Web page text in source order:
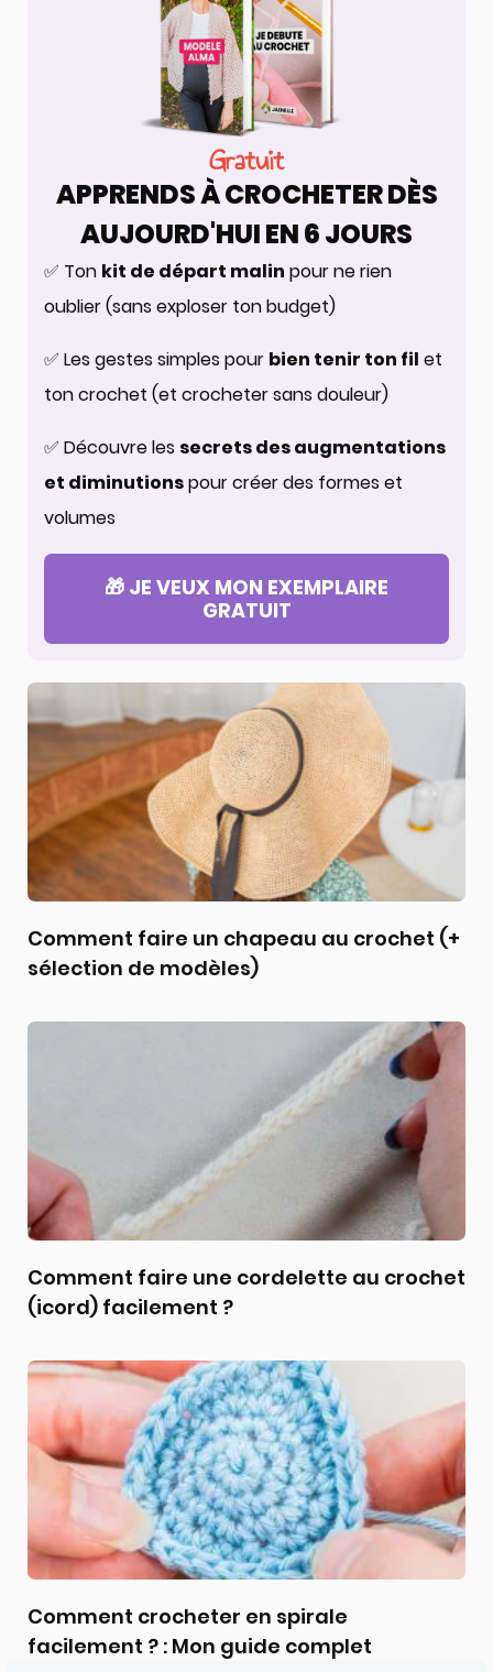
Gratuit
APPRENDS À CROCHETER DÈS
AUJOURD'HUI EN 6 JOURS
✅ Ton kit de départ malin pour ne rien
oublier (sans exploser ton budget)
✅ Les gestes simples pour bien tenir ton fil et
ton crochet (et crocheter sans douleur)
✅ Découvre les secrets des augmentations
et diminutionspour créer des formes et
volumes
🎁 JE VEUX MON EXEMPLAIRE
GRATUIT
Comment faire un chapeau au crochet (+
sélection de modèles)
Comment faire une cordelette au crochet
(icord) facilement ?
Comment crocheter en spirale
facilement ? : Mon guide complet